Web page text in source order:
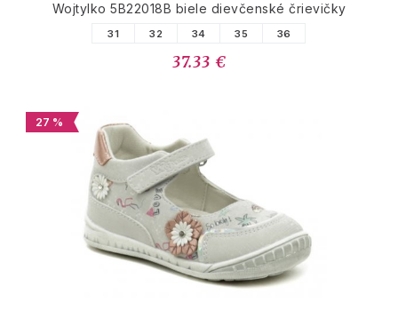
Wojtylko 5B22018B biele dievčenské črievičky
31 32 34 35 36
37.33 €
27 %